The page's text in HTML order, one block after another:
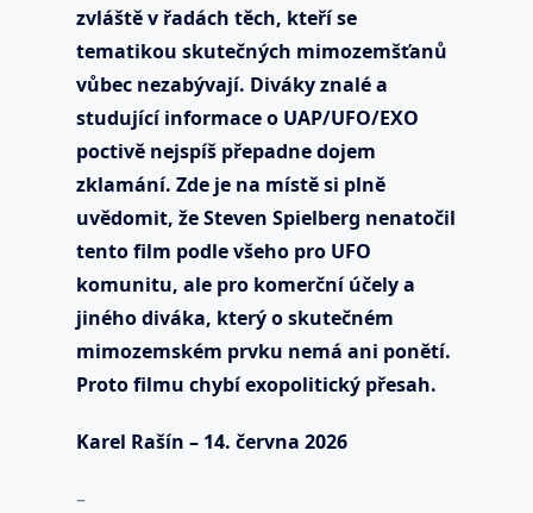
zvláště v řadách těch, kteří se
tematikou skutečných mimozemšťanů
vůbec nezabývají. Diváky znalé a
studující informace o UAP/UFO/EXO
poctivě nejspíš přepadne dojem
zklamání. Zde je na místě si plně
uvědomit, že Steven Spielberg nenatočil
tento film podle všeho pro UFO
komunitu, ale pro komerční účely a
jiného diváka, který o skutečném
mimozemském prvku nemá ani ponětí.
Proto filmu chybí exopolitický přesah.
Karel Rašín – 14. června 2026
–